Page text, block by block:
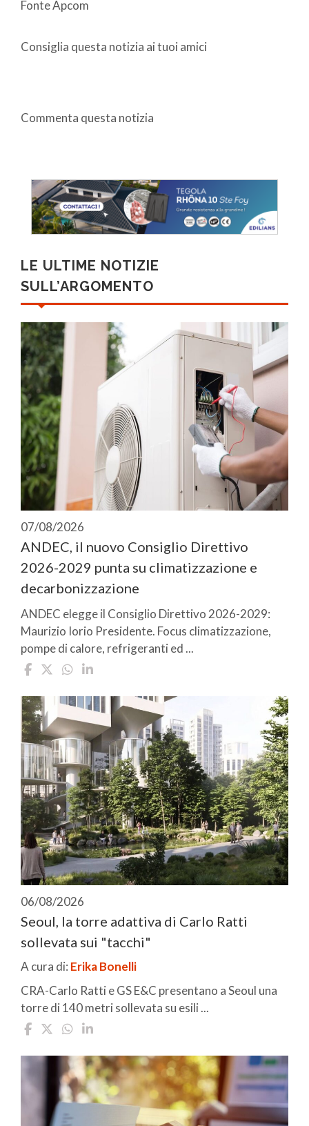
Fonte Apcom
Consiglia questa notizia ai tuoi amici
Commenta questa notizia
LE ULTIME NOTIZIE
SULL’ARGOMENTO
07/08/2026
ANDEC, il nuovo Consiglio Direttivo
2026-2029 punta su climatizzazione e
decarbonizzazione
ANDEC elegge il Consiglio Direttivo 2026-2029:
Maurizio Iorio Presidente. Focus climatizzazione,
pompe di calore, refrigeranti ed ...
06/08/2026
Seoul, la torre adattiva di Carlo Ratti
sollevata sui "tacchi"
A cura di: Erika Bonelli
CRA-Carlo Ratti e GS E&C presentano a Seoul una
torre di 140 metri sollevata su esili ...